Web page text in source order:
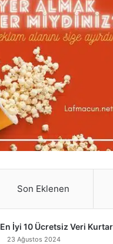
Son Eklenen
En İyi 10 Ücretsiz Veri
23 Ağustos 2024